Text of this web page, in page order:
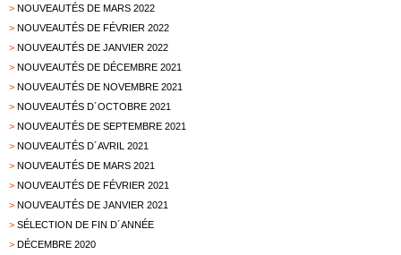
> NOUVEAUTÉS DE MARS 2022
> NOUVEAUTÉS DE FÉVRIER 2022
> NOUVEAUTÉS DE JANVIER 2022
> NOUVEAUTÉS DE DÉCEMBRE 2021
> NOUVEAUTÉS DE NOVEMBRE 2021
> NOUVEAUTÉS D´OCTOBRE 2021
> NOUVEAUTÉS DE SEPTEMBRE 2021
> NOUVEAUTÉS D´AVRIL 2021
> NOUVEAUTÉS DE MARS 2021
> NOUVEAUTÉS DE FÉVRIER 2021
> NOUVEAUTÉS DE JANVIER 2021
> SÉLECTION DE FIN D´ANNÉE
> DÉCEMBRE 2020